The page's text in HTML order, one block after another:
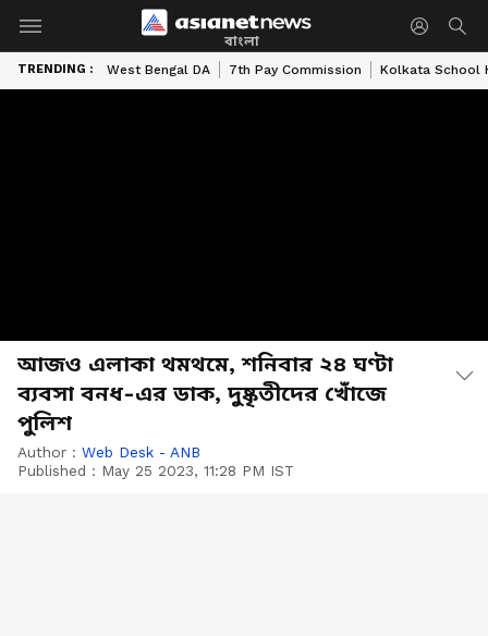
বাংলা
TRENDING : West Bengal DA 7th Pay Commission Kolkata School
আজও এলাকা থমথমে, শনিবার ২৪ ঘণ্টা
ব্যবসা বনধ-এর ডাক, দুষ্কৃতীদের খোঁজে
পুলিশ
Author : Web Desk - ANB
Published : May 25 2023, 11:28 PM IST